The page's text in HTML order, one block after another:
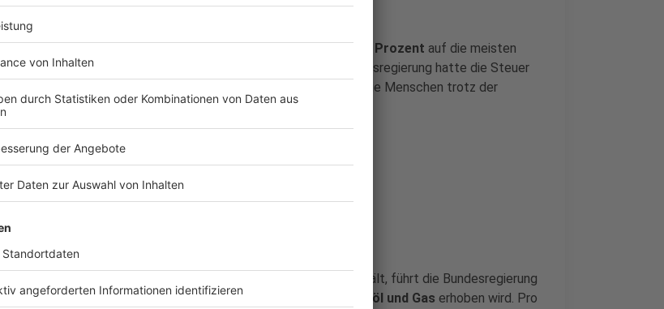
Ab Januar gilt wieder derreguläre Mehrwertsteuersatz von 19 Prozent auf die meisten
Güter und7 Prozent
auf Waren des täglichen Bedarfs. Die Bundesregierung hatte die Steuer
wegen der Corona-Pandemie für ein halbes Jahr gesenkt, damit die Menschen trotz der
unsicheren Zeit weiter Geld ausgeben und die Konjunktur stützen.
CO2-Preis + KFZ-Steuer
flächendeckend viel mehr Beachtung erhält, führt die Bundesregierung
zum Jahr 2021 eine CO2-Abgabe ein, die auf
Benzin, Diesel, Heizöl und Gas erhoben wird. Pro